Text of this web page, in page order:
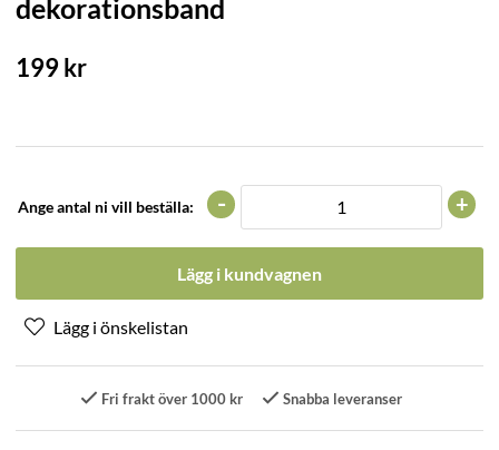
dekorationsband
199kr
Ange antal ni vill beställa: +
-
Lägg i kundvagnen
Fri frakt över 1000 kr Snabba leveranser